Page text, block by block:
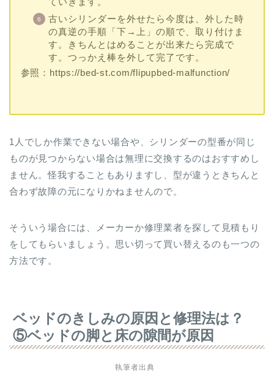
古いシリンダーを外せたら今度は、外した時
の真逆の手順「下→上」の順で、取り付けま
す。きちんとはめることが出来たら完成で
す。つっかえ棒を外して完了です。
参照：https://bed-st.com/flipupbed-malfunction/
1人でしか作業できない場合や、シリンダーの型番が同じ
ものが見つからない場合は無理に交換するのはおすすめし
ません。怪我することもありますし、型が違うときちんと
合わず故障の元になりかねませんので。
そういう場合には、メーカーか修理業者を探して見積もり
をしてもらいましょう。思い切って買い替えるのも一つの
方法です。
ベッドのきしみの原因と修理法は？
⑤ベッドの脚と床の隙間が原因
執筆者出典